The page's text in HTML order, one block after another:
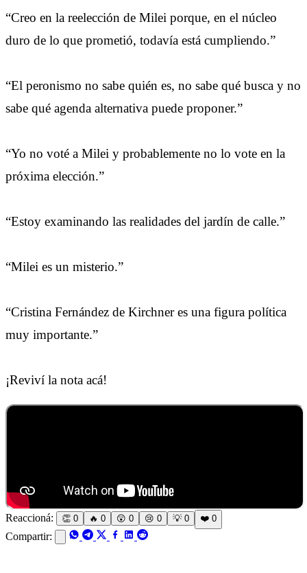
“Creo en la reelección de Milei porque, en el núcleo
duro de lo que prometió, todavía está cumpliendo.”
“El peronismo no sabe quién es, no sabe qué busca y no
sabe qué agenda alternativa puede proponer.”
“Yo no voté a Milei y probablemente no lo vote en la
próxima elección.”
“Estoy examinando las realidades del jardín de calle.”
“Milei es un misterio.”
“Cristina Fernández de Kirchner es una figura política
muy importante.”
¡Reviví la nota acá!
Reaccioná: 👏 0 🔥 0 😲 0 😢 0 💡 0 ❤️ 0
Compartir: